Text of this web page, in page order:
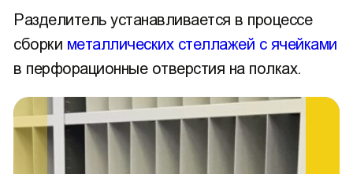
Разделитель устанавливается в процессе
сборки металлических стеллажей с ячейками
в перфорационные отверстия на полках.